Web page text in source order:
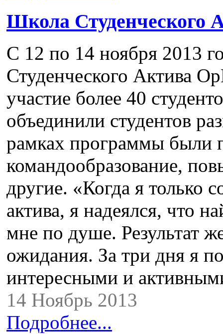
Школа
С 12 по 14 ноября 2013
Студенческого Актива
участие более 40
объединили студентов
рамках программы были
командообразование,
другие. «Когда я только
актива, я надеялся, что
мне по душе. Результат
ожидания. За три дня я
интересными и
14 Ноябрь 2013
Подробнее...